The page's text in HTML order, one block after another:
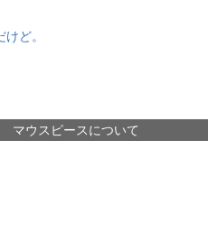
ど。
マウスピースについて